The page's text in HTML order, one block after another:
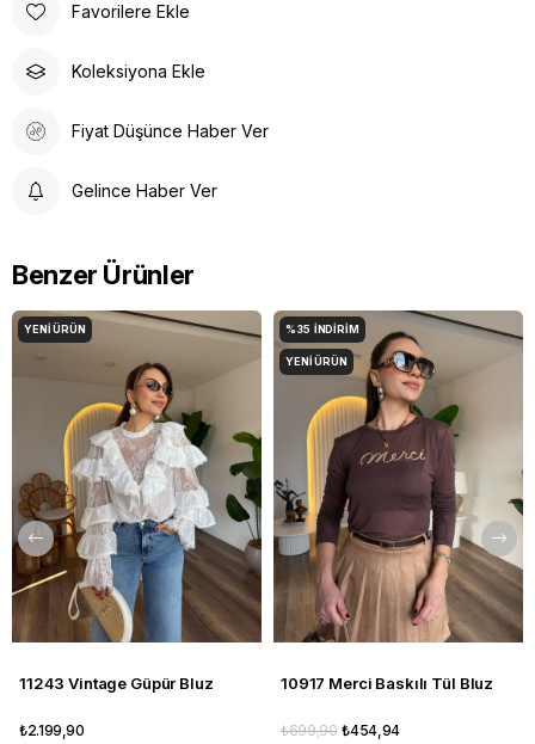
Favorilere Ekle
Koleksiyona Ekle
Fiyat Düşünce Haber Ver
Gelince Haber Ver
Benzer Ürünler
11243 Vintage Güpür Bluz
₺2.199,90
YENI ÜRÜN
10917 Merci Baskılı Tül Bluz
₺454,94
₺699,90
%35 İNDIRIM
YENI ÜRÜN